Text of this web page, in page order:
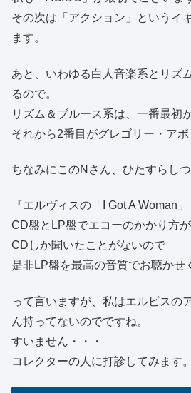
その次は「アクション」というイ
ます。
あと、いわゆる白人音楽系とリズ
るので。
リズム＆ブルース系は、一番最初
それから2番目がグレゴリー・アボ
ちなみにこのNさん、ひたすらし
『エルヴィスの「I Got A Woman」
CD盤とLP盤でエコーのかかり方
CDしか聞いたことがないので
是非LP盤を最高の音質でお聴かせ
って言いますが、私はエルビスの
ん持ってないのでですね。
すいません・・・
コレクターの人に打診してみます。